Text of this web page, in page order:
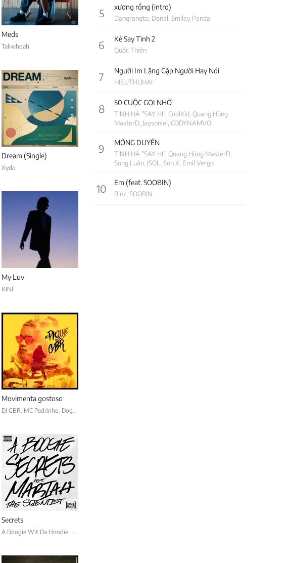
Meds
Taliwhoah
Dream (Single)
Xydo
My Luv
RINI
Movimenta gostoso
DJ GBR, MC Pedrinho, DogBeat
Secrets
A Boogie Wit Da Hoodie, Mariah The Scientist
5 xương rồng (intro)
Dangrangto, Donal, Smiley Panda
6 Kẻ Say Tình 2
Quốc Thiên
7 Người Im Lặng Gặp Người Hay Nói
HIEUTHUHAI
8 50 CUỘC GỌI NHỠ
TINH HÀ "SAY HI", CoolKid, Quang Hùng
MasterD, Jaysonlei, CODYNAMVO
9 MỘNG DUYÊN
TINH HÀ "SAY HI", Quang Hùng MasterD,
Song Luân, JSOL, Sơn.K, Emil Vergo
10 Em (feat. SOOBIN)
Binz, SOOBIN